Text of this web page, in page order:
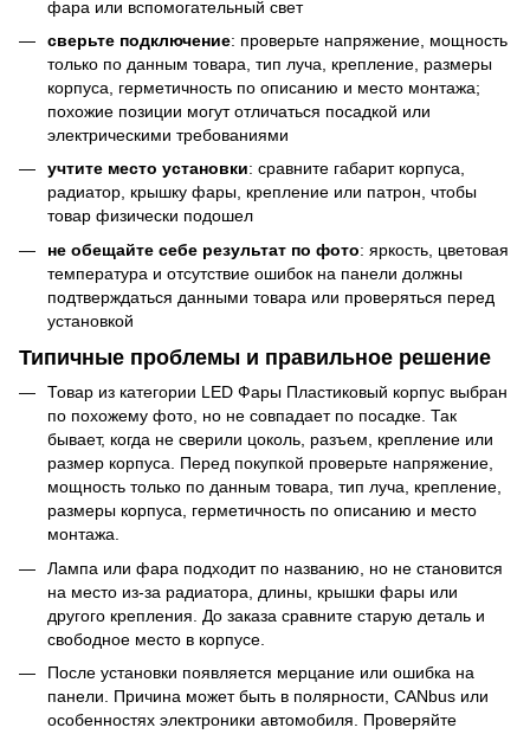
фара или вспомогательный свет
сверьте подключение: проверьте напряжение, мощность
только по данным товара, тип луча, крепление, размеры
корпуса, герметичность по описанию и место монтажа;
похожие позиции могут отличаться посадкой или
электрическими требованиями
учтите место установки: сравните габарит корпуса,
радиатор, крышку фары, крепление или патрон, чтобы
товар физически подошел
не обещайте себе результат по фото: яркость, цветовая
температура и отсутствие ошибок на панели должны
подтверждаться данными товара или проверяться перед
установкой
Типичные проблемы и правильное решение
Товар из категории LED Фары Пластиковый корпус выбран
по похожему фото, но не совпадает по посадке. Так
бывает, когда не сверили цоколь, разъем, крепление или
размер корпуса. Перед покупкой проверьте напряжение,
мощность только по данным товара, тип луча, крепление,
размеры корпуса, герметичность по описанию и место
монтажа.
Лампа или фара подходит по названию, но не становится
на место из-за радиатора, длины, крышки фары или
другого крепления. До заказа сравните старую деталь и
свободное место в корпусе.
После установки появляется мерцание или ошибка на
панели. Причина может быть в полярности, CANbus или
особенностях электроники автомобиля. Проверяйте